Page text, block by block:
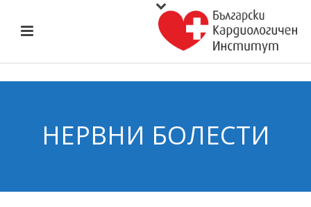
НЕРВНИ БОЛЕСТИ